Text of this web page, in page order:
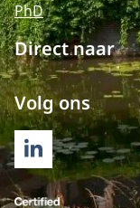
PhD
Direct naar
Volg ons
LINKEDIN